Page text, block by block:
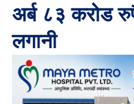
अर्ब ८३ करोड
लगानी